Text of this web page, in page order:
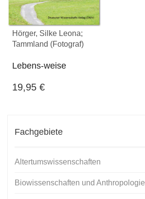
Hörger, Silke Leona;
Tammland (Fotograf)
Lebens-weise
19,95 €
Fachgebiete
Altertumswissenschaften
Biowissenschaften und Anthropologie